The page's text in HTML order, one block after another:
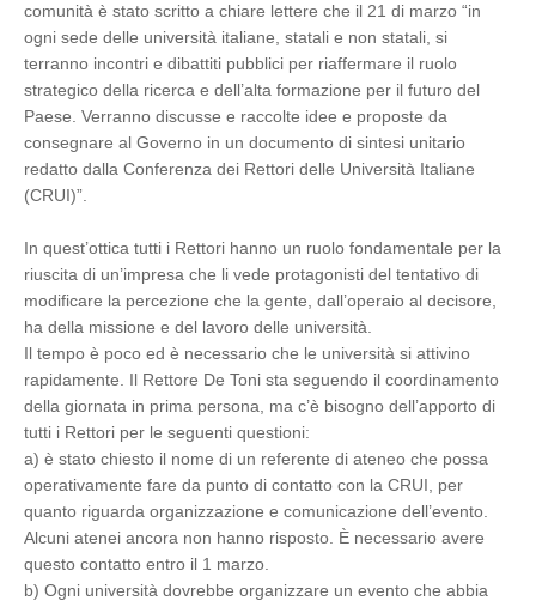
comunità è stato scritto a chiare lettere che il 21 di marzo “in
ogni sede delle università italiane, statali e non statali, si
terranno incontri e dibattiti pubblici per riaffermare il ruolo
strategico della ricerca e dell’alta formazione per il futuro del
Paese. Verranno discusse e raccolte idee e proposte da
consegnare al Governo in un documento di sintesi unitario
redatto dalla Conferenza dei Rettori delle Università Italiane
(CRUI)”.
In quest’ottica tutti i Rettori hanno un ruolo fondamentale per la
riuscita di un’impresa che li vede protagonisti del tentativo di
modificare la percezione che la gente, dall’operaio al decisore,
ha della missione e del lavoro delle università.
Il tempo è poco ed è necessario che le università si attivino
rapidamente. Il Rettore De Toni sta seguendo il coordinamento
della giornata in prima persona, ma c’è bisogno dell’apporto di
tutti i Rettori per le seguenti questioni:
a) è stato chiesto il nome di un referente di ateneo che possa
operativamente fare da punto di contatto con la CRUI, per
quanto riguarda organizzazione e comunicazione dell’evento.
Alcuni atenei ancora non hanno risposto. È necessario avere
questo contatto entro il 1 marzo.
b) Ogni università dovrebbe organizzare un evento che abbia